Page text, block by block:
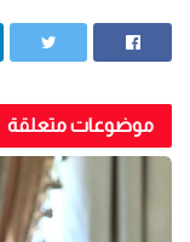
موضوعات متعلقة